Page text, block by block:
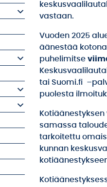
vastaan.
Vuoden 2025
äänestää
puhelimitse
tai Suomi.fi
puolesta
samassa
tarkoitettu
kunnan